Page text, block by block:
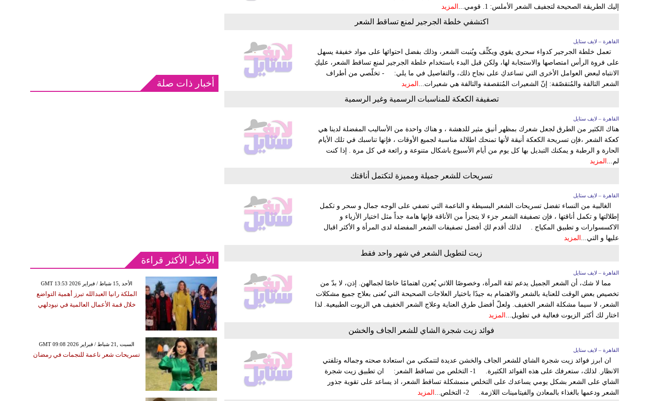
إليك الطريقة الصحيحة لتجفيف الشعر الأملس: 1. قومي...
المزيد
اكتشفي خلطة الجرجير لمنع تساقط الشعر
القاهرة – لايف ستايل
تعمل خلطة الجرجير كدواء سحري يقوي ويكثِّف ويُنبت الشعر، وذلك بفضل احتوائها على مواد خفيفة يسهل
على فروة الرأس امتصاصها والاستجابة لها، ولكن قبل البدء باستخدام خلطة الجرجير لمنع تساقط الشعر، عليكِ
الانتباه لبعض العوامل الأخرى التي تساعدكِ على نجاح ذلك، والتفاصيل في ما يلي: - تخلّصي من أطراف
الشعر التالفة والمُتقصّفة: إنّ الشعيرات المُتقصفة والتالفة هي شعيرات...
المزيد
تصفيفة الكعكة للمناسبات الرسمية وغير الرسمية
القاهرة – لايف ستايل
هناك الكثير من الطرق لجعل شعرك بمظهر أنيق مثير للدهشة ، و هناك واحدة من الأساليب المفضلة لدينا هي
كعكة الشعر ،فإن تسريحة الكعكة أنيقة لأنها تمنحك اطلالة مناسبة لجميع الأوقات ، فإنها تناسبك في تلك الأيام
الحارة و الرطبة و يمكنك التبديل بها كل يوم من أيام الأسبوع باشكال متنوعة و رائعة في كل مرة . إذا كنت
لم... المزيد
تسريحات للشعر جميلة ومميزة لتكتمل أناقتك
القاهرة – لايف ستايل
الغالبية من النساء تفضل تسريحات الشعر البسيطة و الناعمة التي تضفي على الوجه جمال و سحر و تكمل
إطلالتها و تكمل أناقتها ، فإن تصفيفة الشعر جزء لا يتجزأ من الأناقة فإنها هامة جداً مثل اختيار الأزياء و
الاكسسوارات و تطبيق المكياج . لذلك أقدم لكِ أفضل تصفيفات الشعر المفضلة لدى المرأة و الأكثر اقبال
عليها و التي... المزيد
زيت لتطويل الشعر في شهر واحد فقط
القاهرة – لايف ستايل
مما لا شك، أن الشعر الجميل يدعم ثقة المرأة، وخصوصًا اللاتي يُعرن اهتمامًا خاصًا لجمالهن. إذن، لا بدّ من
تخصيص بعض الوقت للعناية بالشعر والاهتمام به جيدًا باختيار العلاجات الصحيحة التي تُعنى بعلاج جميع مشكلات
الشعر، لا سيما مشكلة الشعر الخفيف. ولعلّ أفضل طرق العناية وعلاج الشعر الخفيف هي الزيوت الطبيعية. لذا
اختار لك أكثر الزيوت فعالية في تطويل... المزيد
فوائد زيت شجرة الشاي للشعر الجاف والخشن
القاهرة – لايف ستايل
ان ابرز فوائد زيت شجرة الشاي للشعر الجاف والخشن عديدة لتتمكني من استعادة صحته وجماله وتلفتي
الانظار. لذلك، ستعرفك على هذه الفوائد الكثيرة. 1- التخلص من تساقط الشعر: ان تطبيق زيت شجرة
الشاي على الشعر بشكل يومي يساعدك على التخلص منمشكلة تساقط الشعر، اذ يساعد على تقوية جذور
الشعر ودعمها بالغذاء بالمعادن والفيتامينات اللازمة. 2- التخلص...
المزيد
أخبار ذات صلة
الأخبار الأكثر قراءة
GMT 13:53 2026 الأحد ,15 شباط / فبراير
الملكة رانيا العبدالله تبرز أهمية التواضع
خلال قمة الأعمال العالمية في نيودلهي
GMT 09:08 2026 السبت ,21 شباط / فبراير
تسريحات شعر ناعمة للنجمات في رمضان